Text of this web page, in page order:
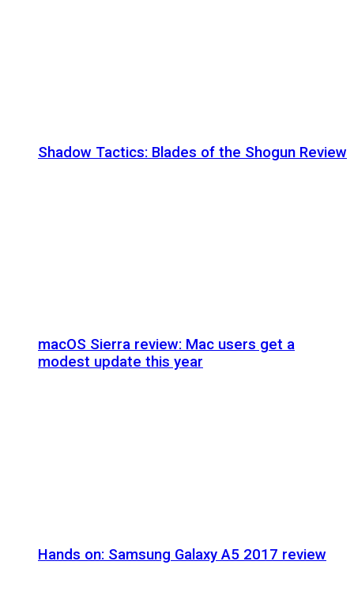
Shadow Tactics: Blades of the Shogun Review
macOS Sierra review: Mac users get a
modest update this year
Hands on: Samsung Galaxy A5 2017 review